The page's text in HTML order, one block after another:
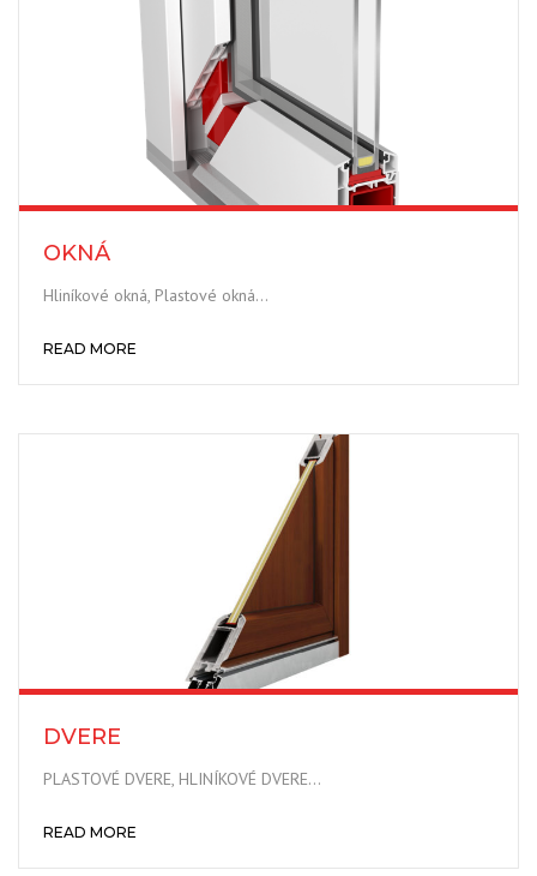
OKNÁ
Hliníkové okná, Plastové okná…
READ MORE
DVERE
PLASTOVÉ DVERE, HLINÍKOVÉ DVERE…
READ MORE